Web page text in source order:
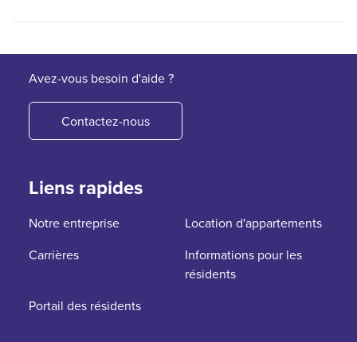
Avez-vous besoin d'aide ?
Contactez-nous
Liens rapides
Notre entreprise
Location d'appartements
Carrières
Informations pour les
résidents
Portail des résidents